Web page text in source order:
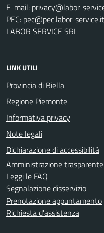
E-mail:
PEC:
LABOR SERVICE SRL
LINK UTILI
Provincia di Biella
Regione Piemonte
Informativa privacy
Note legali
Dichiarazione di accessibilità
Amministrazione trasparente
Leggi le FAQ
Segnalazione disservizio
Prenotazione appuntamento
Richiesta d'assistenza